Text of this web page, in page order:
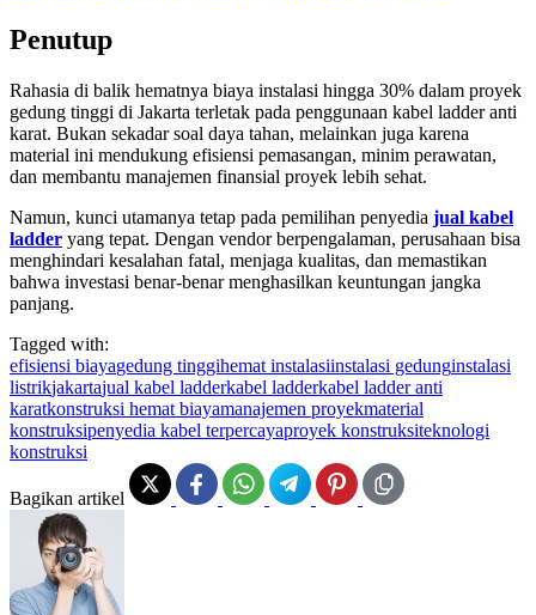
Penutup
Rahasia di balik hematnya biaya instalasi hingga 30% dalam proyek
gedung tinggi di Jakarta terletak pada penggunaan kabel ladder anti
karat. Bukan sekadar soal daya tahan, melainkan juga karena
material ini mendukung efisiensi pemasangan, minim perawatan,
dan membantu manajemen finansial proyek lebih sehat.
Namun, kunci utamanya tetap pada pemilihan penyedia jual kabel
ladder yang tepat. Dengan vendor berpengalaman, perusahaan bisa
menghindari kesalahan fatal, menjaga kualitas, dan memastikan
bahwa investasi benar-benar menghasilkan keuntungan jangka
panjang.
Tagged with:
efisiensi biayagedung tinggihemat instalasiinstalasi gedunginstalasi
listrikjakartajual kabel ladderkabel ladderkabel ladder anti
karatkonstruksi hemat biayamanajemen proyekmaterial
konstruksipenyedia kabel terpercayaproyek konstruksiteknologi
konstruksi
Bagikan artikel